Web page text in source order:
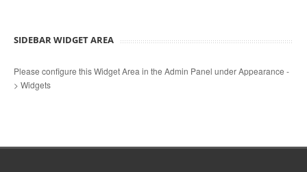
SIDEBAR WIDGET AREA
Please configure this Widget Area in the Admin Panel under Appearance -
> Widgets